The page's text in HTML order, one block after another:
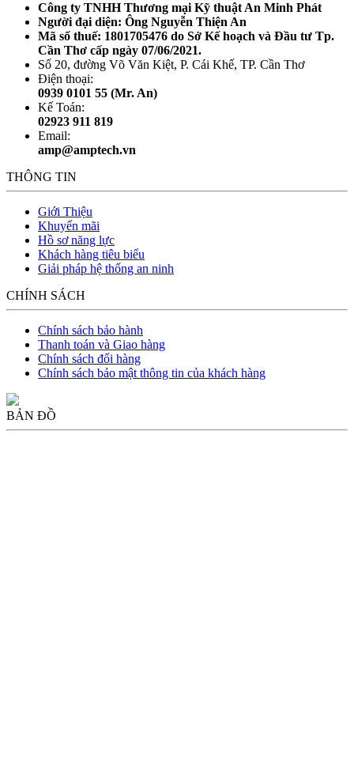
Công ty TNHH Thương mại Kỹ thuật An Minh Phát
Người đại diện: Ông Nguyễn Thiện An
Mã số thuế: 1801705476 do Sở Kế hoạch và Đầu tư Tp.
Cần Thơ cấp ngày 07/06/2021.
Số 20, đường Võ Văn Kiệt, P. Cái Khế, TP. Cần Thơ
Điện thoại:
0939 0101 55 (Mr. An)
Kế Toán:
02923 911 819
Email:
amp@amptech.vn
THÔNG TIN
Giới Thiệu
Khuyến mãi
Hồ sơ năng lực
Khách hàng tiêu biểu
Giải pháp hệ thống an ninh
CHÍNH SÁCH
Chính sách bảo hành
Thanh toán và Giao hàng
Chính sách đổi hàng
Chính sách bảo mật thông tin của khách hàng
BẢN ĐỒ